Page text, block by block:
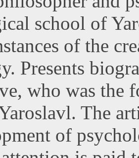
school of
of the
Presents
who was the
The
of